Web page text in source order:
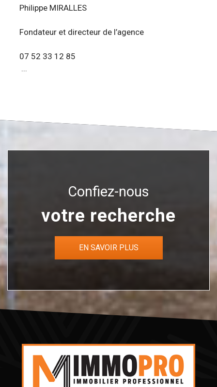
Philippe MIRALLES
Fondateur et directeur de l’agence
07 52 33 12 85
...
Confiez-nous
votre recherche
EN SAVOIR PLUS